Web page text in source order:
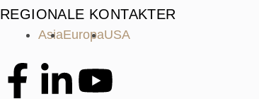
REGIONALE KONTAKTER
AsiaEuropaUSA